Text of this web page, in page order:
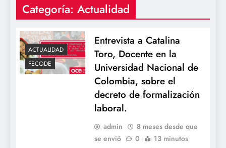
Categoría: Actualidad
ACTUALIDAD
FECODE
Entrevista a Catalina
Toro, Docente en la
Universidad Nacional de
Colombia, sobre el
decreto de formalización
laboral.
admin
8 meses desde que
se envió
0 13 minutos